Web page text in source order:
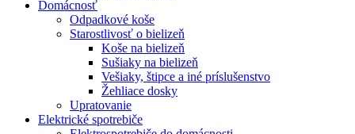
Domácnosť
Odpadkové koše
Starostlivosť o bielizeň
Koše na bielizeň
Sušiaky na bielizeň
Vešiaky, štipce a iné príslušenstvo
Žehliace dosky
Upratovanie
Elektrické spotrebiče